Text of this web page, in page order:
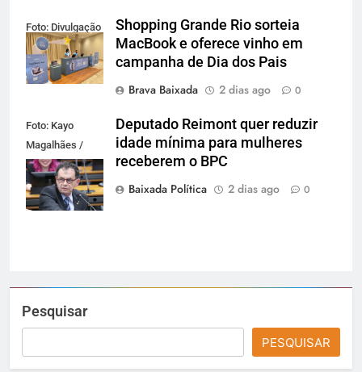
Foto: Divulgação
Shopping Grande Rio sorteia
MacBook e oferece vinho em
campanha de Dia dos Pais
Brava Baixada
2 dias ago 0
Foto: Kayo
Magalhães /
Câmara dos
Deputados
Deputado Reimont quer reduzir
idade mínima para mulheres
receberem o BPC
Baixada Política
2 dias ago 0
Pesquisar
PESQUISAR